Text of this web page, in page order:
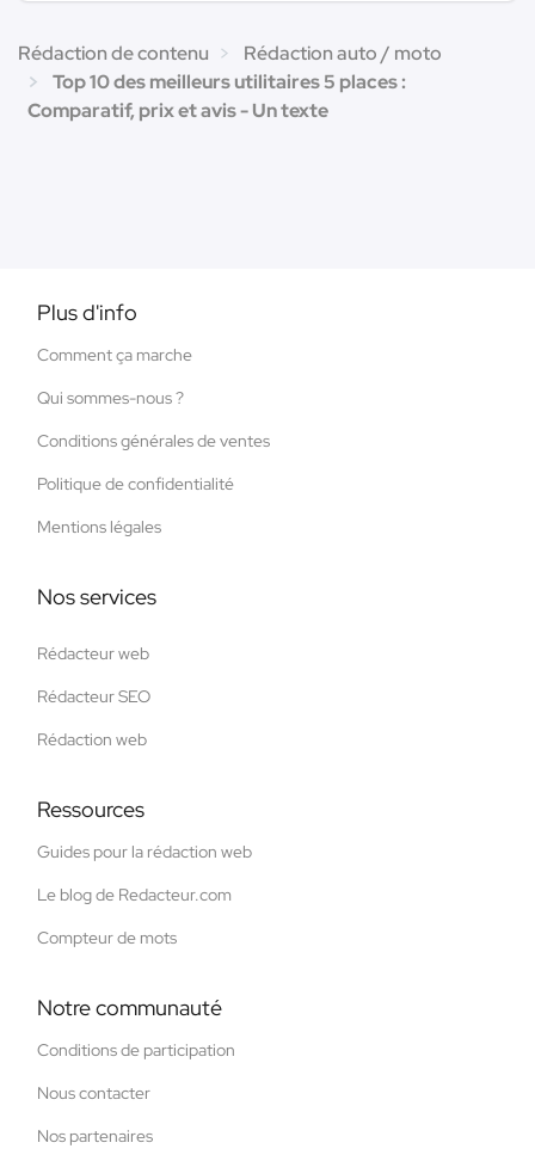
Rédaction de contenu
Rédaction auto / moto
Top 10 des meilleurs utilitaires 5 places :
Comparatif, prix et avis - Un texte
Plus d'info
Comment ça marche
Qui sommes-nous ?
Conditions générales de ventes
Politique de confidentialité
Mentions légales
Nos services
Rédacteur web
Rédacteur SEO
Rédaction web
Ressources
Guides pour la rédaction web
Le blog de Redacteur.com
Compteur de mots
Notre communauté
Conditions de participation
Nous contacter
Nos partenaires